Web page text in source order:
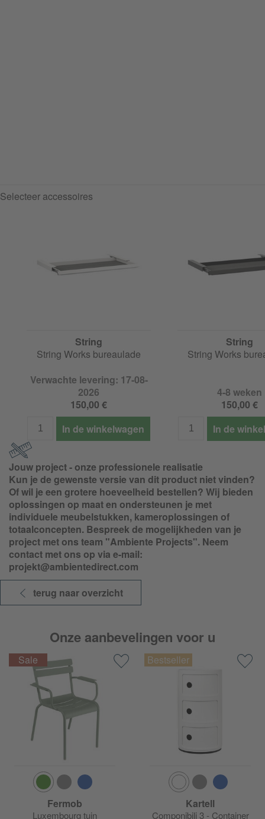
Selecteer accessoires
String
String Works bureaulade
Verwachte levering: 17-08-
2026
150,00 €
In de winkelwagen
String
String Works
4-8 weken
150,00 €
In de
Jouw project - onze professionele realisatie
Kun je de gewenste versie van dit product niet vinden?
Of wil je een grotere hoeveelheid bestellen? Wij bieden
oplossingen op maat en ondersteunen je met
individuele meubelstukken, kameroplossingen of
totaalconcepten. Bespreek de mogelijkheden van je
project met ons team "Ambiente Projects". Neem
contact met ons op via e-mail:
projekt@ambientedirect.com
terug naar overzicht
Onze aanbevelingen voor u
Fermob
Luxembourg tuin
Kartell
Componibili 3 - Container